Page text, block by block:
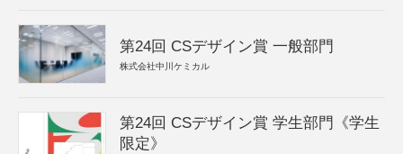
第24回 CSデザイン賞 一般部門
株式会社中川ケミカル
第24回 CSデザイン賞 学生部門《学生
限定》